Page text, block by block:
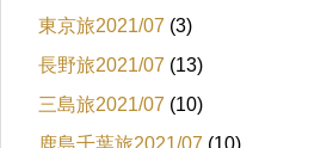
東京旅2021/07 (3)
長野旅2021/07 (13)
三島旅2021/07 (10)
鹿島千葉旅2021/07 (10)